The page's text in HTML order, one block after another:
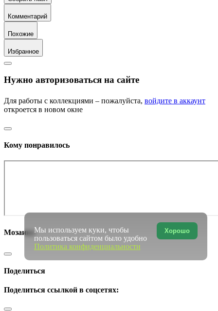
Комментарий
Похожие
Избранное
Нужно авторизоваться на сайте
Для работы с коллекциями – пожалуйста, войдите в аккаунт
откроется в новом окне
Кому понравилось
Мозаика
Поделиться
Поделиться ссылкой в соцсетях:
Хорошо
Мы используем куки, чтобы
пользоваться сайтом было удобно
Политика конфиденциальности